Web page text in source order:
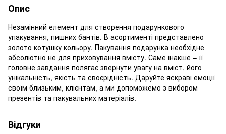
Опис
Незамінний елемент для створення подарункового
упакування, пишних бантів. В асортименті представлено
золото котушку кольору. Пакування подарунка необхідне
абсолютно не для приховування вмісту. Саме інакше – її
головне завдання полягає звернути увагу на вміст, його
унікальність, якість та своєрідність. Даруйте яскраві емоції
своїм близьким, клієнтам, а ми допоможемо з вибором
презентів та пакувальних матеріалів.
Відгуки